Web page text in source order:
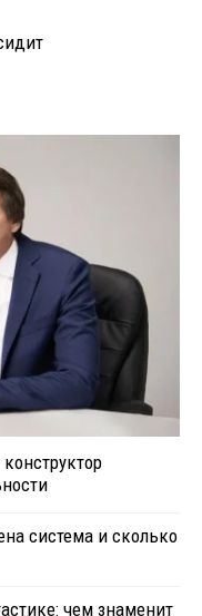
система и сколько
чем знаменит